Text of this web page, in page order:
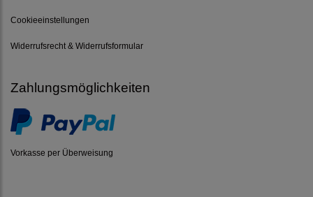
Cookieeinstellungen
Widerrufsrecht & Widerrufsformular
Zahlungsmöglichkeiten
Vorkasse per Überweisung